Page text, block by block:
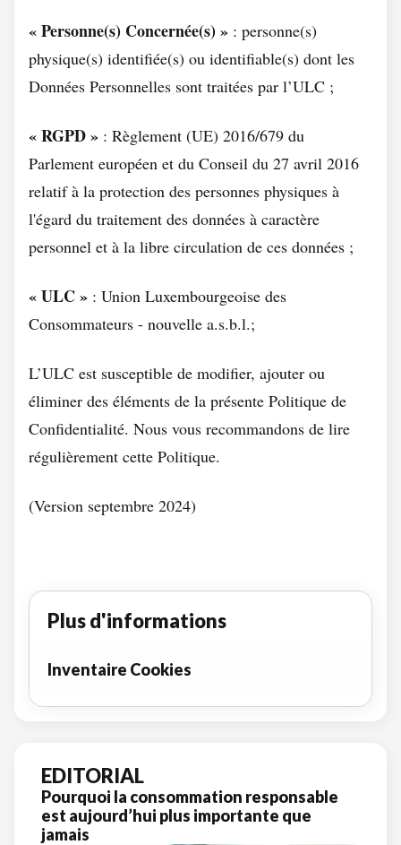
« Personne(s) Concernée(s) » : personne(s)
physique(s) identifiée(s) ou identifiable(s) dont les
Données Personnelles sont traitées par l’ULC ;
« RGPD » : Règlement (UE) 2016/679 du
Parlement européen et du Conseil du 27 avril 2016
relatif à la protection des personnes physiques à
l'égard du traitement des données à caractère
personnel et à la libre circulation de ces données ;
« ULC » : Union Luxembourgeoise des
Consommateurs - nouvelle a.s.b.l.;
L’ULC est susceptible de modifier, ajouter ou
éliminer des éléments de la présente Politique de
Confidentialité. Nous vous recommandons de lire
régulièrement cette Politique.
(Version septembre 2024)
Plus d'informations
Inventaire Cookies
EDITORIAL
Pourquoi la consommation responsable
est aujourd’hui plus importante que
jamais